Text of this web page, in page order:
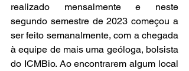
realizado mensalmente e neste
segundo semestre de 2023 começou a
ser feito semanalmente, com a chegada
à equipe de mais uma geóloga, bolsista
do ICMBio. Ao encontrarem algum local